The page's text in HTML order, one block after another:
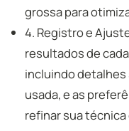
grossa para
4. Registro e
resultados de
incluindo detalhes
usada, e as
refinar sua